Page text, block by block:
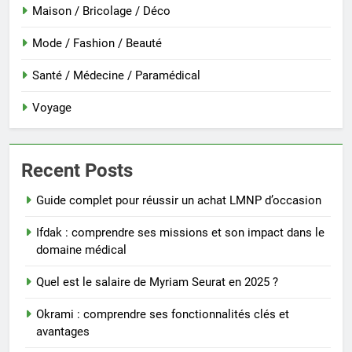
Maison / Bricolage / Déco
Mode / Fashion / Beauté
Santé / Médecine / Paramédical
Voyage
Recent Posts
Guide complet pour réussir un achat LMNP d’occasion
Ifdak : comprendre ses missions et son impact dans le
domaine médical
Quel est le salaire de Myriam Seurat en 2025 ?
Okrami : comprendre ses fonctionnalités clés et
avantages